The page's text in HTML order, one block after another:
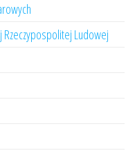
Rzeczypospolitej Ludowej